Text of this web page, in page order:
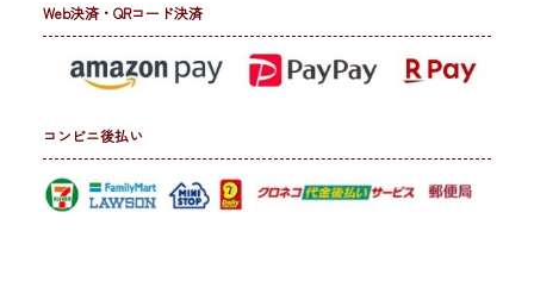
Web決済・QRコード決済
コンビニ後払い